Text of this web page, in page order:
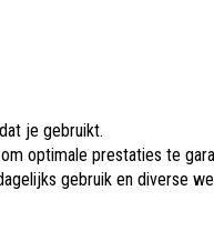
je gebruikt.
optimale prestaties te
gebruik en diverse